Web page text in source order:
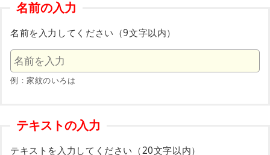
名前の入力
名前を入力してください（9文字以内）
例：家紋のいろは
テキストの入力
テキストを入力してください（20文字以内）